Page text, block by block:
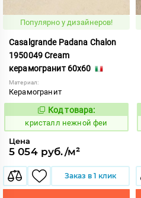
Популярно у дизайнеров!
Casalgrande Padana Chalon
1950049 Cream
керамогранит 60x60
Материал:
Керамогранит
820613
Код товара:
кристалл нежной феи
Цена
5 054 руб./м²
Заказ в 1 клик